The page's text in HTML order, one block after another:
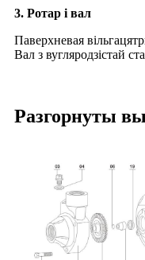
3. Ротар і вал
Паверхневая
Вал з вугляродзістай
Разгорнуты